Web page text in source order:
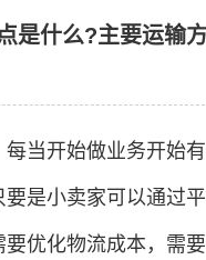
是什么?主要运输
当开始做业务开始
是小卖家可以通过
优化物流成本，需